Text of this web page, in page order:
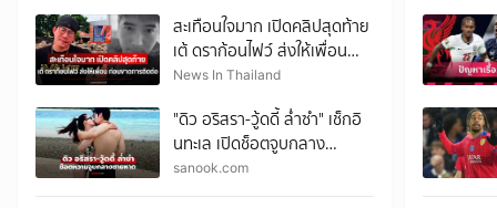
สะเทือนใจมาก เปิดคลิปสุดท้าย
เต้ ดราก้อนไฟว์ ส่งให้เพื่อน
ก่อนขาดการติดต่อ
News In Thailand
"ดิว อริสรา-วู้ดดี้ ล่ำซำ" เช็กอิ
นทะเล เปิดช็อตจูบกลาง
ชายหาดหวานฉ่ำมาก
sanook.com